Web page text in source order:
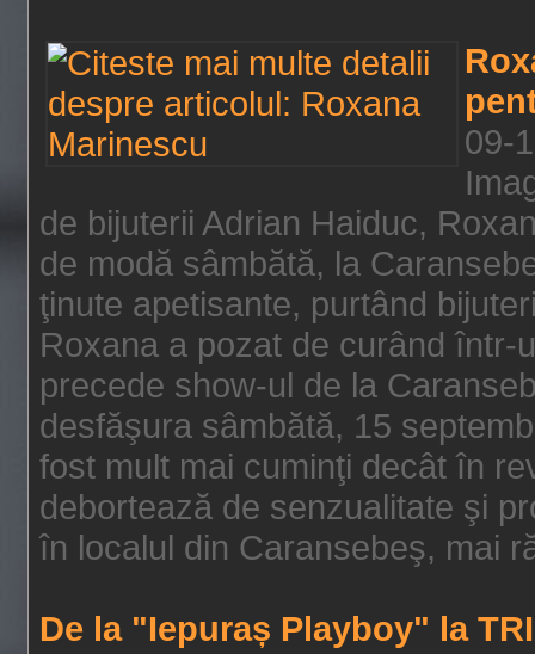
09-
de bijuterii Adrian Haiduc,
de modă sâmbătă, la
ţinute apetisante, purtând
Roxana a pozat de curând
precede show-ul de la
desfăşura sâmbătă, 15
fost mult mai cuminţi decât în
debortează de senzualitate şi
în localul din Caransebeş, mai
De la "Iepuraș Playboy" la